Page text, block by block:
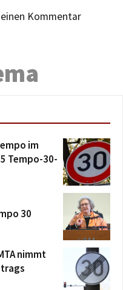
Kommentar
im
Tempo-30-
30
nimmt